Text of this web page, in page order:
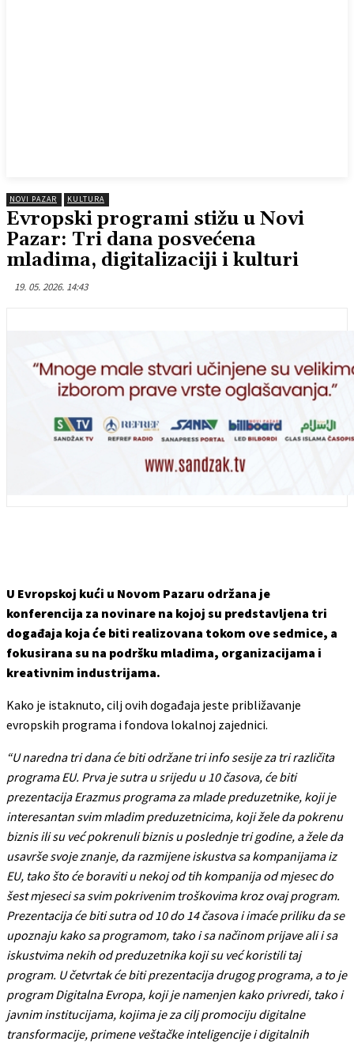
NOVI PAZAR KULTURA
Evropski programi stižu u Novi
Pazar: Tri dana posvećena
mladima, digitalizaciji i kulturi
19. 05. 2026. 14:43
U Evropskoj kući u Novom Pazaru održana je
konferencija za novinare na kojoj su predstavljena tri
događaja koja će biti realizovana tokom ove sedmice, a
fokusirana su na podršku mladima, organizacijama i
kreativnim industrijama.
Kako je istaknuto, cilj ovih događaja jeste približavanje
evropskih programa i fondova lokalnoj zajednici.
“U naredna tri dana će biti održane tri info sesije za tri različita
programa EU. Prva je sutra u srijedu u 10 časova, će biti
prezentacija Erazmus programa za mlade preduzetnike, koji je
interesantan svim mladim preduzetnicima, koji žele da pokrenu
biznis ili su već pokrenuli biznis u poslednje tri godine, a žele da
usavrše svoje znanje, da razmijene iskustva sa kompanijama iz
EU, tako što će boraviti u nekoj od tih kompanija od mjesec do
šest mjeseci sa svim pokrivenim troškovima kroz ovaj program.
Prezentacija će biti sutra od 10 do 14 časova i imaće priliku da se
upoznaju kako sa programom, tako i sa načinom prijave ali i sa
iskustvima nekih od preduzetnika koji su već koristili taj
program. U četvrtak će biti prezentacija drugog programa, a to je
program Digitalna Evropa, koji je namenjen kako privredi, tako i
javnim institucijama, kojima je za cilj promociju digitalne
transformacije, primene veštačke inteligencije i digitalnih